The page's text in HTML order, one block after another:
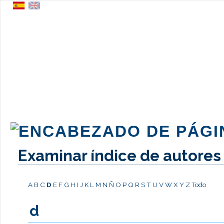
Examinar índice de autores
A B C D E F G H I J K L M N Ñ O P Q R ST U VWXY ZTodo
d